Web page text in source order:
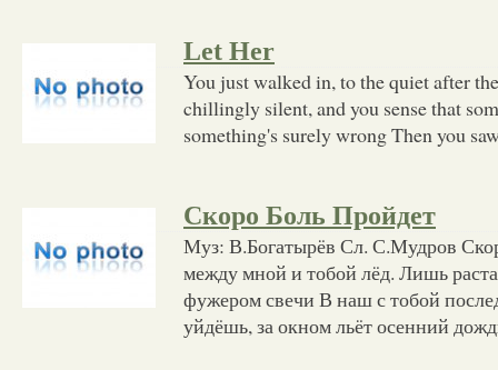
Let Her
You just walked in, to the quiet after
chillingly silent, and you sense that
something's surely wrong Then you
Скоро Боль Пройдет
Муз: В.Богатырёв Сл. С.Мудров
между мной и тобой лёд. Лишь
фужером свечи В наш с тобой
уйдёшь, за окном льёт осенний